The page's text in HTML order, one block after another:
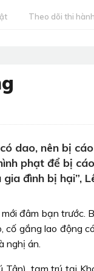
Theo dõi thi
dao, nên bị
phạt để bị
đình bị hại”,
đâm bạn trước.
cố gắng lao động
nghị án.
Tân), tạm trú tại